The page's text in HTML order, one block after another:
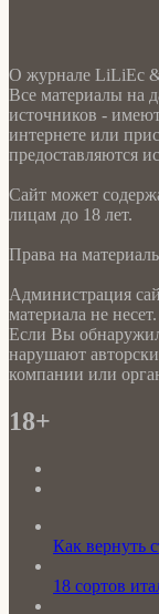
О журнале LiLiEc
Все материалы на
источников -
интернете или
предоставляются
Сайт может
лицам до 18 лет.
Права на
Администрация
материала не несет.
Если Вы
нарушают
компании или
18+
Как вернуть
18 сортов